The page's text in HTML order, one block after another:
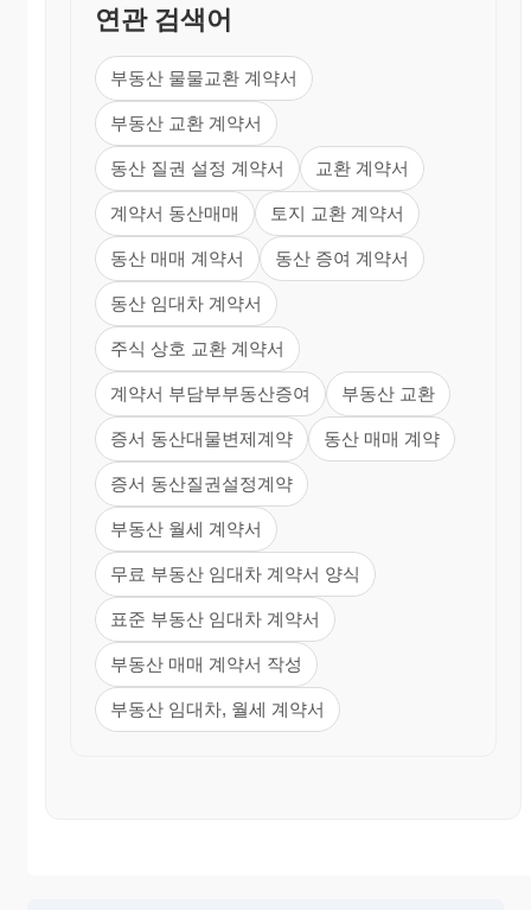
연관 검색어
부동산 물물교환 계약서
부동산 교환 계약서
동산 질권 설정 계약서 교환 계약서
계약서 동산매매 토지 교환 계약서
동산 매매 계약서 동산 증여 계약서
동산 임대차 계약서
주식 상호 교환 계약서
계약서 부담부부동산증여 부동산 교환
증서 동산대물변제계약 동산 매매 계약
증서 동산질권설정계약
부동산 월세 계약서
무료 부동산 임대차 계약서 양식
표준 부동산 임대차 계약서
부동산 매매 계약서 작성
부동산 임대차, 월세 계약서